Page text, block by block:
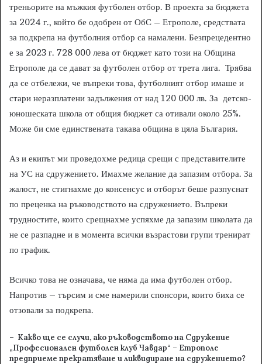
треньорите на мъжкия футболен отбор. В проекта за бюджета
за 2024 г., който бе одобрен от ОбС – Етрополе, средствата
за подкрепа на футболния отбор са намалени. Безпрецедентно
е за 2023 г. 728 000 лева от бюджет като този на Община
Етрополе да се дават за футболен отбор от трета лига. Трябва
да се отбележи, че въпреки това, футболният отбор имаше и
стари неразплатени задължения от над 120 000 лв. За детско-
юношеската школа от общия бюджет са отивали около 25%.
Може би сме единствената такава община в цяла България.
Аз и екипът ми проведохме редица срещи с представителите
на УС на сдружението. Имахме желание да запазим отбора. За
жалост, не стигнахме до консенсус и отборът беше разпуснат
по преценка на ръководството на сдружението. Въпреки
трудностите, които срещнахме успяхме да запазим школата да
не се разпадне и в момента всички възрастови групи тренират
по график.
Всичко това не означава, че няма да има футболен отбор.
Напротив – търсим и сме намерили спонсори, които биха се
отзовали за подкрепа.
– Какво ще се случи, ако ръководството на Сдружение
„Професионален футболен клуб Чавдар“ – Етрополе
предприеме прекратяване и ликвидиране на сдружението?